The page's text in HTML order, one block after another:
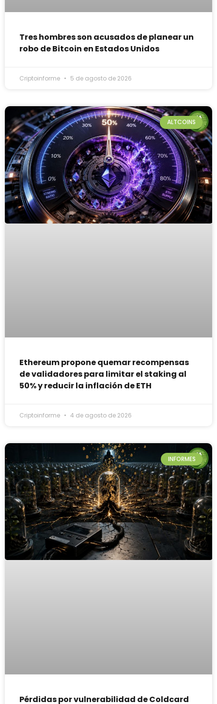
Tres hombres son acusados de planear un
robo de Bitcoin en Estados Unidos
Criptoinforme 5 de agosto de 2026
ALTCOINS
Ethereum propone quemar recompensas
de validadores para limitar el staking al
50% y reducir la inflación de ETH
Criptoinforme 4 de agosto de 2026
INFORMES
Pérdidas por vulnerabilidad de Coldcard